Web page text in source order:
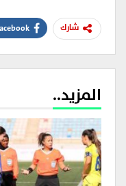
شارك Facebook
المزيد..